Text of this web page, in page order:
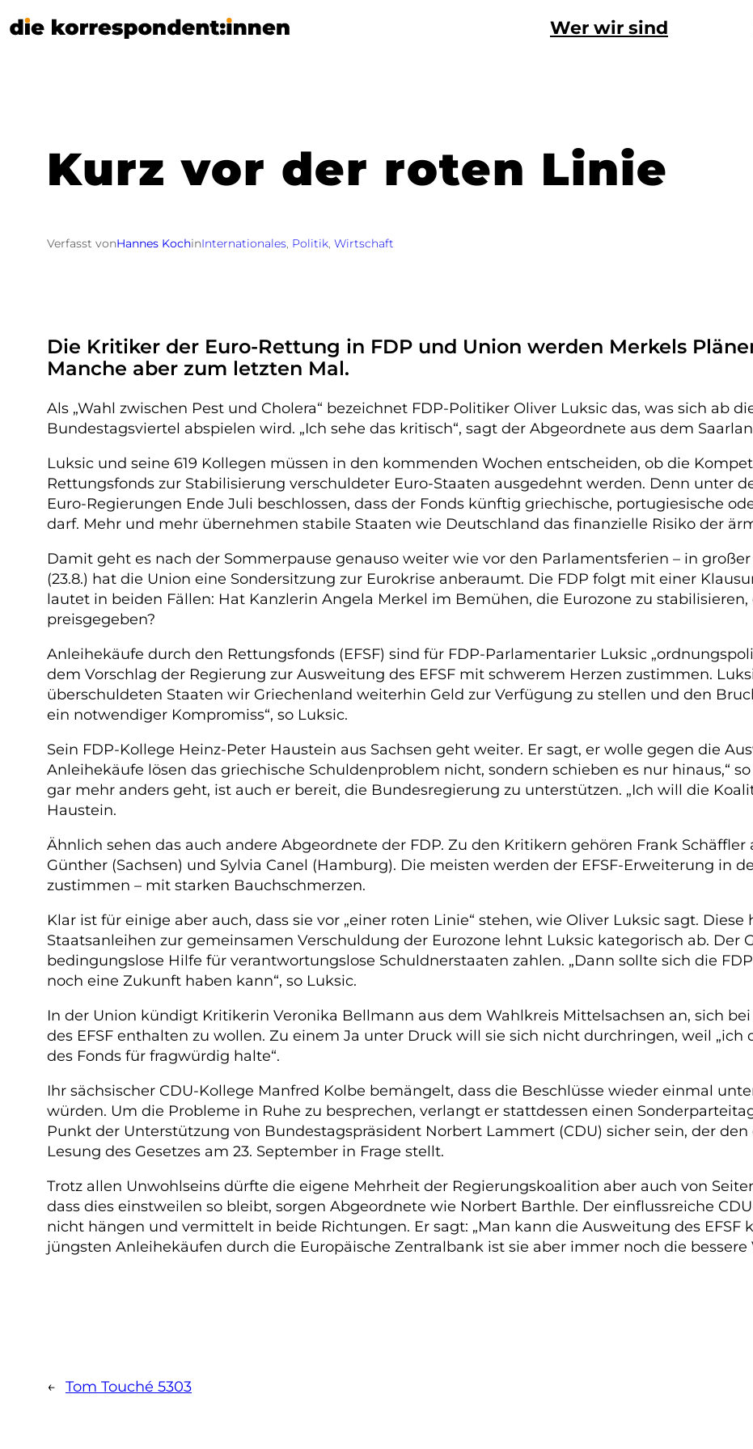
Wer wir sind
Kurz vor der roten Linie
Verfasst vonHannes KochinInternationales, Politik, Wirtschaft
Die Kritiker der Euro-Rettung in FDP und Union werden Merkels
Manche aber zum letzten Mal.
Als „Wahl zwischen Pest und Cholera“ bezeichnet FDP-Politiker Oliver Luksic das, was sich ab
Bundestagsviertel abspielen wird. „Ich sehe das kritisch“, sagt der Abgeordnete aus dem
Luksic und seine 619 Kollegen müssen in den kommenden Wochen entscheiden, ob die
Rettungsfonds zur Stabilisierung verschuldeter Euro-Staaten ausgedehnt werden. Denn unter
Euro-Regierungen Ende Juli beschlossen, dass der Fonds künftig griechische, portugiesische
darf. Mehr und mehr übernehmen stabile Staaten wie Deutschland das finanzielle Risiko der
Damit geht es nach der Sommerpause genauso weiter wie vor den Parlamentsferien – in
(23.8.) hat die Union eine Sondersitzung zur Eurokrise anberaumt. Die FDP folgt mit einer
lautet in beiden Fällen: Hat Kanzlerin Angela Merkel im Bemühen, die Eurozone zu
preisgegeben?
Anleihekäufe durch den Rettungsfonds (EFSF) sind für FDP-Parlamentarier Luksic
dem Vorschlag der Regierung zur Ausweitung des EFSF mit schwerem Herzen zustimmen.
überschuldeten Staaten wir Griechenland weiterhin Geld zur Verfügung zu stellen und den
ein notwendiger Kompromiss“, so Luksic.
Sein FDP-Kollege Heinz-Peter Haustein aus Sachsen geht weiter. Er sagt, er wolle gegen die
Anleihekäufe lösen das griechische Schuldenproblem nicht, sondern schieben es nur hinaus,“
gar mehr anders geht, ist auch er bereit, die Bundesregierung zu unterstützen. „Ich will die
Haustein.
Ähnlich sehen das auch andere Abgeordnete der FDP. Zu den Kritikern gehören Frank
Günther (Sachsen) und Sylvia Canel (Hamburg). Die meisten werden der EFSF-Erweiterung in
zustimmen – mit starken Bauchschmerzen.
Klar ist für einige aber auch, dass sie vor „einer roten Linie“ stehen, wie Oliver Luksic sagt. Diese
Staatsanleihen zur gemeinsamen Verschuldung der Eurozone lehnt Luksic kategorisch ab. Der
bedingungslose Hilfe für verantwortungslose Schuldnerstaaten zahlen. „Dann sollte sich die
noch eine Zukunft haben kann“, so Luksic.
In der Union kündigt Kritikerin Veronika Bellmann aus dem Wahlkreis Mittelsachsen an, sich
des EFSF enthalten zu wollen. Zu einem Ja unter Druck will sie sich nicht durchringen, weil
des Fonds für fragwürdig halte“.
Ihr sächsischer CDU-Kollege Manfred Kolbe bemängelt, dass die Beschlüsse wieder einmal
würden. Um die Probleme in Ruhe zu besprechen, verlangt er stattdessen einen
Punkt der Unterstützung von Bundestagspräsident Norbert Lammert (CDU) sicher sein, der
Lesung des Gesetzes am 23. September in Frage stellt.
Trotz allen Unwohlseins dürfte die eigene Mehrheit der Regierungskoalition aber auch von
dass dies einstweilen so bleibt, sorgen Abgeordnete wie Norbert Barthle. Der einflussreiche
nicht hängen und vermittelt in beide Richtungen. Er sagt: „Man kann die Ausweitung des EFSF
jüngsten Anleihekäufen durch die Europäische Zentralbank ist sie aber immer noch die bessere
← Tom Touché 5303